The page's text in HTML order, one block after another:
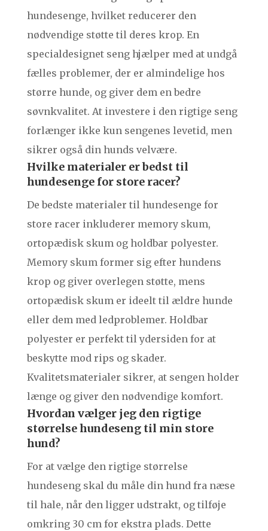
hundesenge, hvilket reducerer den
nødvendige støtte til deres krop. En
specialdesignet seng hjælper med at undgå
fælles problemer, der er almindelige hos
større hunde, og giver dem en bedre
søvnkvalitet. At investere i den rigtige seng
forlænger ikke kun sengenes levetid, men
sikrer også din hunds velvære.
Hvilke materialer er bedst til
hundesenge for store racer?
De bedste materialer til hundesenge for
store racer inkluderer memory skum,
ortopædisk skum og holdbar polyester.
Memory skum former sig efter hundens
krop og giver overlegen støtte, mens
ortopædisk skum er ideelt til ældre hunde
eller dem med ledproblemer. Holdbar
polyester er perfekt til ydersiden for at
beskytte mod rips og skader.
Kvalitetsmaterialer sikrer, at sengen holder
længe og giver den nødvendige komfort.
Hvordan vælger jeg den rigtige
størrelse hundeseng til min store
hund?
For at vælge den rigtige størrelse
hundeseng skal du måle din hund fra næse
til hale, når den ligger udstrakt, og tilføje
omkring 30 cm for ekstra plads. Dette